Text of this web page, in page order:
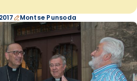
Montse Punsoda